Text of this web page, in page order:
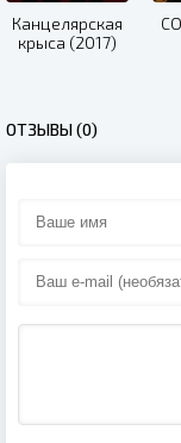
Канцелярская
крыса (2017)
ОТЗЫВЫ (0)